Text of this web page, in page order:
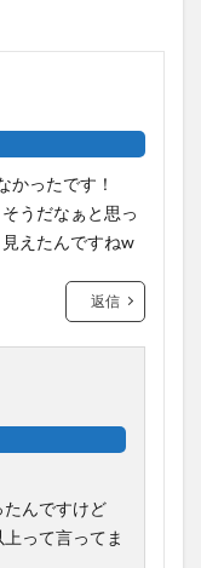
かったです！
うだなぁと思っ
えたんですねw
返信
んですけど
って言ってま